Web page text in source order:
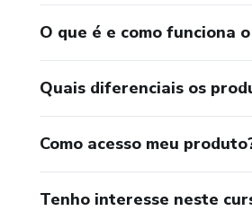
O que é e como funciona
Quais diferenciais os
Como acesso meu
Tenho interesse neste